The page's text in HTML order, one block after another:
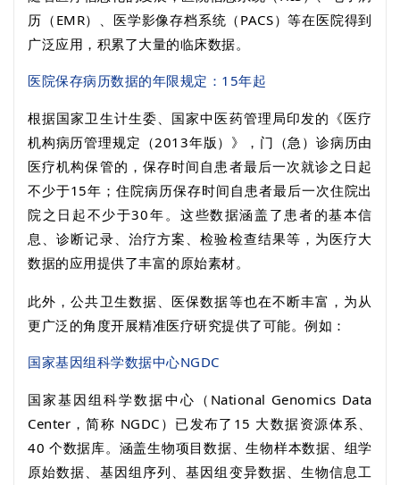
历（ EMR）、医学影像存档系统（ PACS）等在医院得到
广泛应用，积累了大量的临床数据。
医院保存病历数据的年限规定： 15年起
根据国家卫生计生委、 国家中医药管理局印发的《医疗
机构病历管理规定（2013年版）》，门（急）诊病历由
医疗机构保管的，保存时间自患者最后一次就诊之日起
不少于15年；住院病历保存时间自患者最后一次住院出
院之日起不少于30年‌。这些数据涵盖了患者的基本信
息、诊断记录、治疗方案、检验检查结果等，为医疗大
数据的应用提供了丰富的原始素材。
此外，公共卫生数据、医保数据等也在不断丰富，为从
更广泛的角度开展精准医疗研究提供了可能。例如：
国家基因组科学数据中心NGDC
国家基因组科学数据中心（ National Genomics Data
Center ，简称 NGDC ）已发布了 15 大数据资源体系、
40 个数据库。涵盖生物项目数据、生物样本数据、组学
原始数据、基因组序列、基因组变异数据、生物信息工